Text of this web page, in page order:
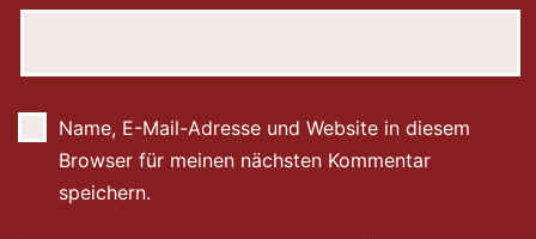
Name, E-Mail-Adresse und Website in diesem
Browser für meinen nächsten Kommentar
speichern.